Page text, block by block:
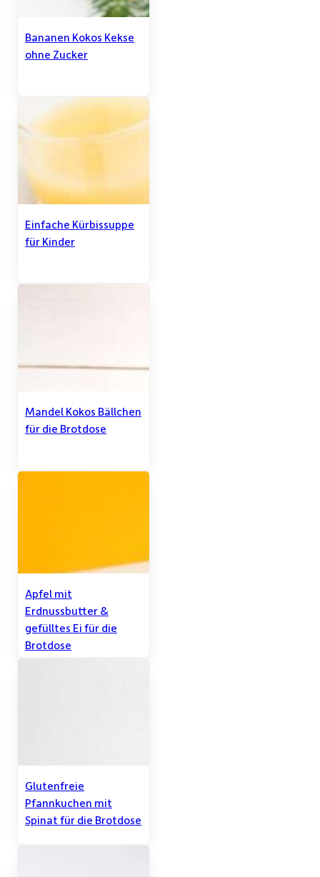
Bananen Kokos Kekse
ohne Zucker
Einfache Kürbissuppe
für Kinder
Mandel Kokos Bällchen
für die Brotdose
Apfel mit
Erdnussbutter &
gefülltes Ei für die
Brotdose
Glutenfreie
Pfannkuchen mit
Spinat für die Brotdose